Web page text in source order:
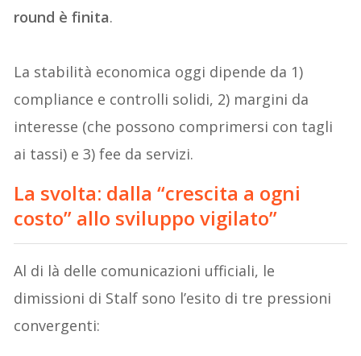
round è finita.
La stabilità economica oggi dipende da 1)
compliance e controlli solidi, 2) margini da
interesse (che possono comprimersi con tagli
ai tassi) e 3) fee da servizi.
La svolta: dalla “crescita a ogni
costo” allo sviluppo vigilato”
Al di là delle comunicazioni ufficiali, le
dimissioni di Stalf sono l’esito di tre pressioni
convergenti: